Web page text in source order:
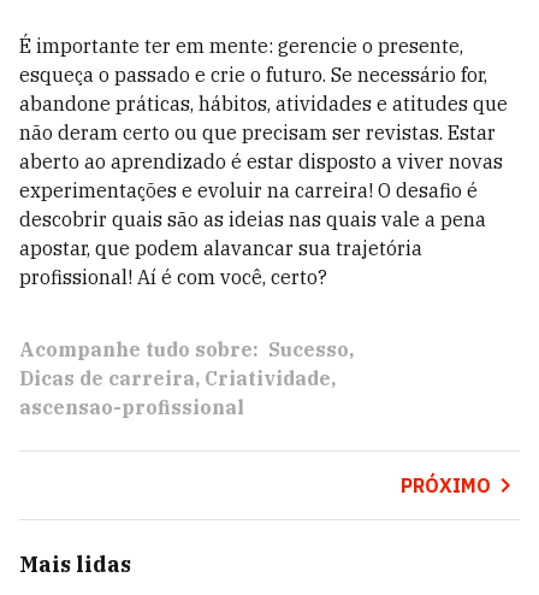
É importante ter em mente: gerencie o presente,
esqueça o passado e crie o futuro. Se necessário for,
abandone práticas, hábitos, atividades e atitudes que
não deram certo ou que precisam ser revistas. Estar
aberto ao aprendizado é estar disposto a viver novas
experimentações e evoluir na carreira! O desafio é
descobrir quais são as ideias nas quais vale a pena
apostar, que podem alavancar sua trajetória
profissional! Aí é com você, certo?
Acompanhe tudo sobre: Sucesso
Dicas de carreira Criatividade
ascensao-profissional
PRÓXIMO
Mais lidas